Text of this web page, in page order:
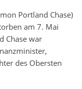
Portland Chase)
am 7. Mai
Chase war
des Obersten